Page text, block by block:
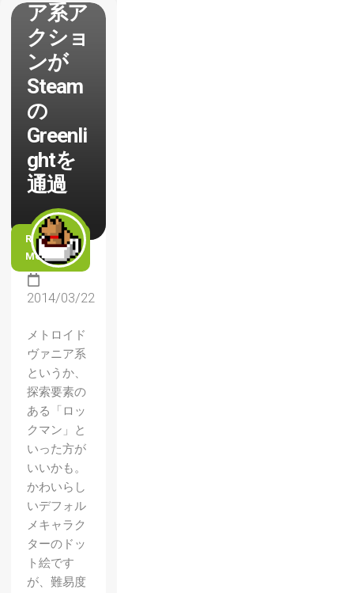
ア系ア
クショ
ンが
Steam
の
Greenli
ghtを
通過
READ
MORE
2014/03/22
メトロイド
ヴァニア系
というか、
探索要素の
ある「ロッ
クマン」と
いった方が
いいかも。
かわいらし
いデフォル
メキャラク
ターのドッ
ト絵です
が、難易度